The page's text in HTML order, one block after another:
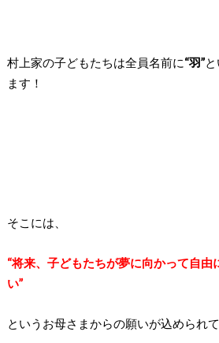
村上家の子どもたちは全員名前に“羽”と
ます！
そこには、
“将来、子どもたちが夢に向かって自由
い”
というお母さまからの願いが込められ